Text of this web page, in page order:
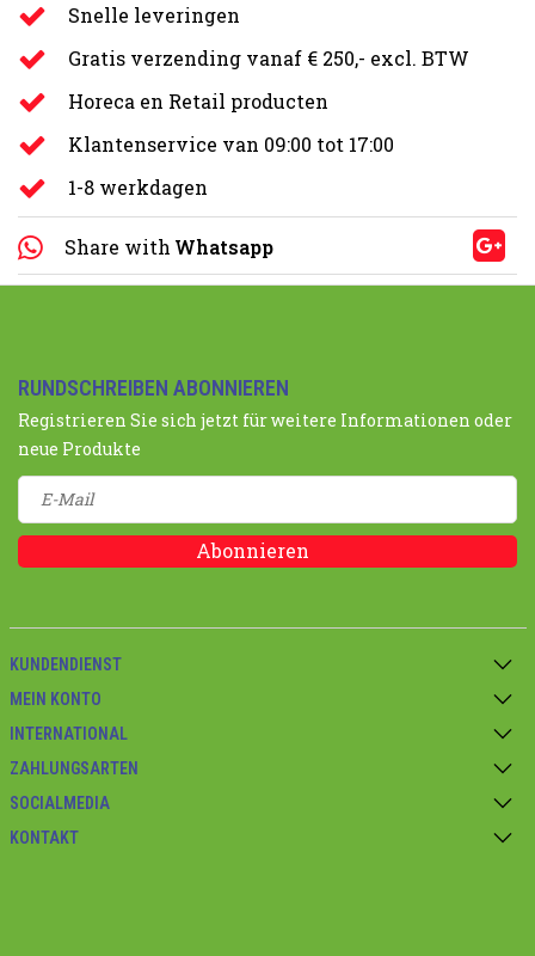
Snelle leveringen
Gratis verzending vanaf € 250,- excl. BTW
Horeca en Retail producten
Klantenservice van 09:00 tot 17:00
1-8 werkdagen
Share with Whatsapp
RUNDSCHREIBEN ABONNIEREN
Registrieren Sie sich jetzt für weitere Informationen oder
neue Produkte
Abonnieren
KUNDENDIENST
MEIN KONTO
INTERNATIONAL
ZAHLUNGSARTEN
SOCIALMEDIA
KONTAKT